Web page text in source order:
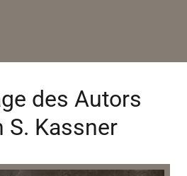
des Autors
S. Kassner